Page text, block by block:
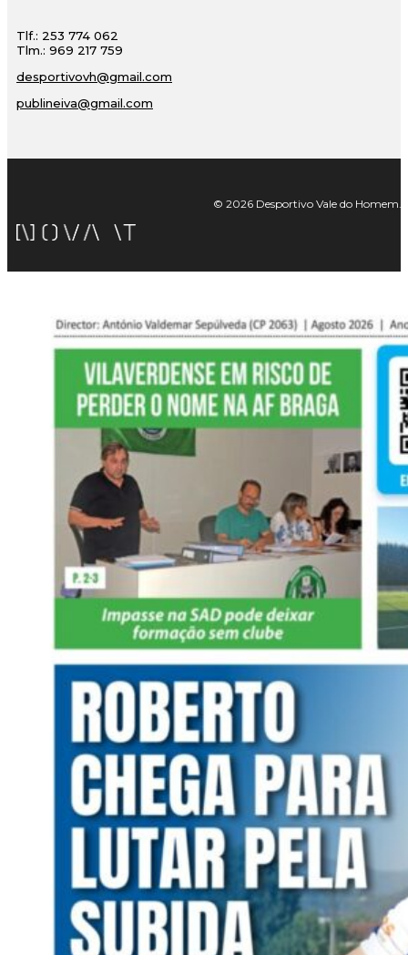
Tlf.: 253 774 062
Tlm.: 969 217 759
desportivovh@gmail.com
publineiva@gmail.com
© 2026 Desportivo Vale do Homem.